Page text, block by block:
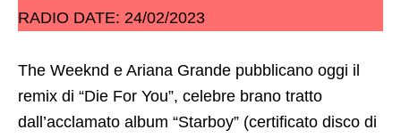
RADIO DATE: 24/02/2023
The Weeknd e Ariana Grande pubblicano oggi il
remix di “Die For You”, celebre brano tratto
dall’acclamato album “Starboy” (certificato disco di